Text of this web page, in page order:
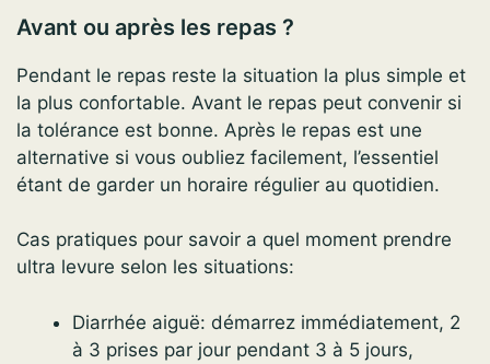
Avant ou après les repas ?
Pendant le repas reste la situation la plus simple et
la plus confortable. Avant le repas peut convenir si
la tolérance est bonne. Après le repas est une
alternative si vous oubliez facilement, l’essentiel
étant de garder un horaire régulier au quotidien.
Cas pratiques pour savoir a quel moment prendre
ultra levure selon les situations:
Diarrhée aiguë: démarrez immédiatement, 2
à 3 prises par jour pendant 3 à 5 jours,